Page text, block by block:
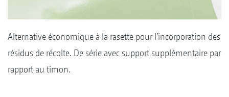
Alternative économique à la rasette pour l’incorporation des
résidus de récolte. De série avec support supplémentaire par
rapport au timon.